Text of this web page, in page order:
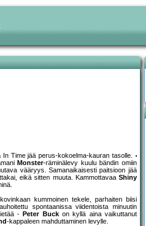
Time jää perus-kokoelma-kauran tasolle.
Monster-räminälevy kuulu bändin omiin
vääryys. Samanaikaisesti paitsioon jää
eikä sitten muuta. Kammottavaa Shiny
kummoinen tekele, parhaiten biisi
spontaanissa viidentoista minuutin
- Peter Buckon kyllä aina vaikuttanut
-kappaleen mahduttaminen levylle.